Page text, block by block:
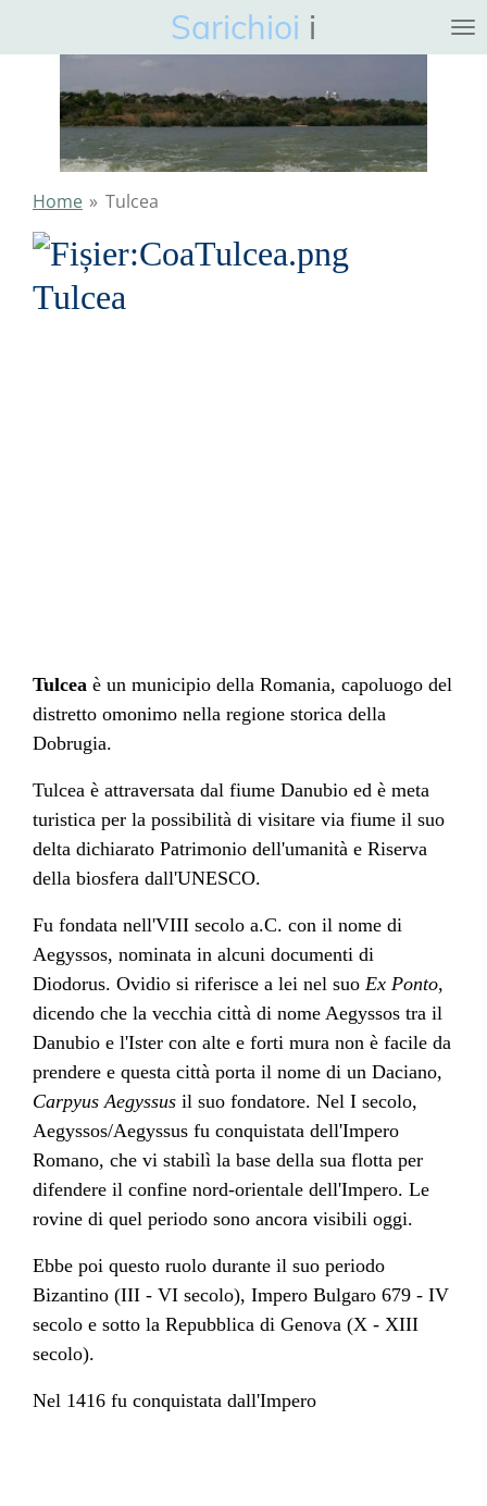
hoofdinhoud
Sarichioi i
Home » Tulcea
Tulcea
Tulcea è un municipio della Romania, capoluogo del
distretto omonimo nella regione storica della
Dobrugia.
Tulcea è attraversata dal fiume Danubio ed è meta
turistica per la possibilità di visitare via fiume il suo
delta dichiarato Patrimonio dell'umanità e Riserva
della biosfera dall'UNESCO.
Fu fondata nell'VIII secolo a.C. con il nome di
Aegyssos, nominata in alcuni documenti di
Diodorus. Ovidio si riferisce a lei nel suo Ex Ponto,
dicendo che la vecchia città di nome Aegyssos tra il
Danubio e l'Ister con alte e forti mura non è facile da
prendere e questa città porta il nome di un Daciano,
Carpyus Aegyssus il suo fondatore. Nel I secolo,
Aegyssos/Aegyssus fu conquistata dell'Impero
Romano, che vi stabilì la base della sua flotta per
difendere il confine nord-orientale dell'Impero. Le
rovine di quel periodo sono ancora visibili oggi.
Ebbe poi questo ruolo durante il suo periodo
Bizantino (III - VI secolo), Impero Bulgaro 679 - IV
secolo e sotto la Repubblica di Genova (X - XIII
secolo).
Nel 1416 fu conquistata dall'Impero